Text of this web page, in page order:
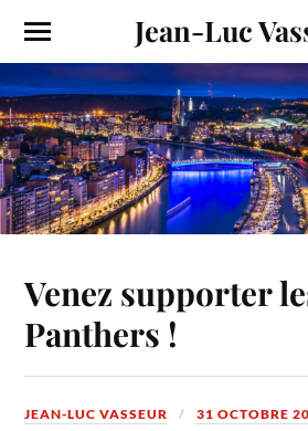
Jean-Luc
Venez supporter
Panthers !
JEAN-LUC VASSEUR 31 OCTOBRE